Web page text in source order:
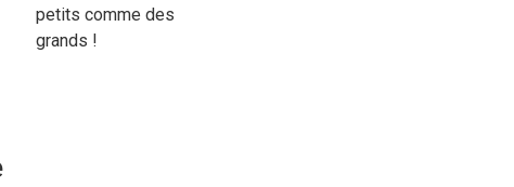
petits comme des
grands !